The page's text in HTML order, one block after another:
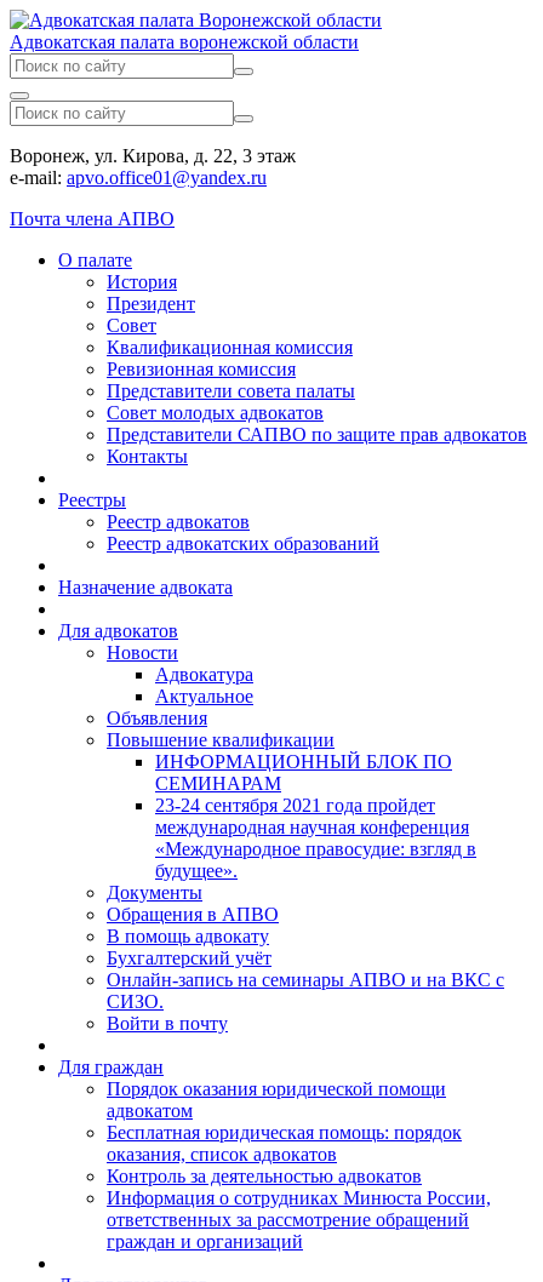
Адвокатская палата воронежской области
Воронеж, ул. Кирова, д. 22, 3 этаж
e-mail: apvo.office01@yandex.ru
Почта члена АПВО
О палате
История
Президент
Совет
Квалификационная комиссия
Ревизионная комиссия
Представители совета палаты
Совет молодых адвокатов
Представители САПВО по защите прав адвокатов
Контакты
Реестры
Реестр адвокатов
Реестр адвокатских образований
Назначение адвоката
Для адвокатов
Новости
Адвокатура
Актуальное
Объявления
Повышение квалификации
ИНФОРМАЦИОННЫЙ БЛОК ПО
СЕМИНАРАМ
23-24 сентября 2021 года пройдет
международная научная конференция
«Международное правосудие: взгляд в
будущее».
Документы
Обращения в АПВО
В помощь адвокату
Бухгалтерский учёт
Онлайн-запись на семинары АПВО и на ВКС с
СИЗО.
Войти в почту
Для граждан
Порядок оказания юридической помощи
адвокатом
Бесплатная юридическая помощь: порядок
оказания, список адвокатов
Контроль за деятельностью адвокатов
Информация о сотрудниках Минюста России,
ответственных за рассмотрение обращений
граждан и организаций